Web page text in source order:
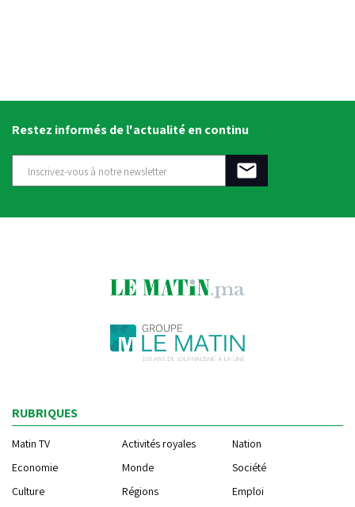
Restez informés de l'actualité en continu
RUBRIQUES
Matin TV Activités royales
Nation
Economie
Monde
Société
Culture
Régions
Emploi